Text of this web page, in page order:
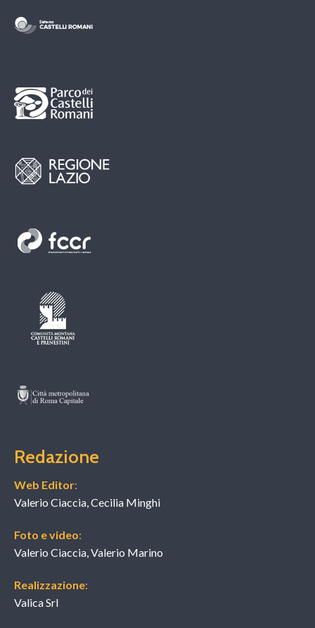
Redazione
Web Editor:
Valerio Ciaccia, Cecilia Minghi
Foto e video:
Valerio Ciaccia, Valerio Marino
Realizzazione:
Valica Srl